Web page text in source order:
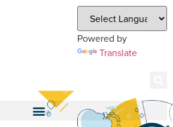
Powered by
Translate